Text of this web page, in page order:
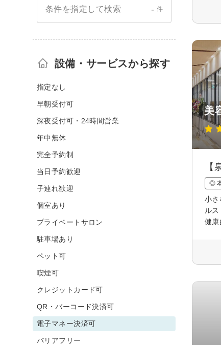
美
【
◎
小さ
ル
健
条件を指定して検索 - 件
設備・サービスから探す
指定なし
早朝受付可
深夜受付可・24時間営業
年中無休
完全予約制
当日予約歓迎
子連れ歓迎
個室あり
プライベートサロン
駐車場あり
ペット可
喫煙可
クレジットカード可
QR・バーコード決済可
電子マネー決済可
バリアフリー